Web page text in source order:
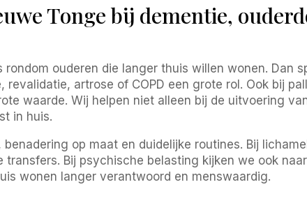
Tonge bij dementie,
ouderen die langer thuis willen wonen. Dan
revalidatie, artrose of COPD een grote rol. Ook bij
waarde. Wij helpen niet alleen bij de uitvoering
in huis.
op maat en duidelijke routines. Bij
Bij psychische belasting kijken we ook
wonen langer verantwoord en menswaardig.